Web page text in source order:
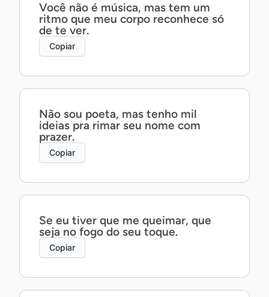
Você não é música, mas tem um
ritmo que meu corpo reconhece só
de te ver.
Copiar
Não sou poeta, mas tenho mil
ideias pra rimar seu nome com
prazer.
Copiar
Se eu tiver que me queimar, que
seja no fogo do seu toque.
Copiar